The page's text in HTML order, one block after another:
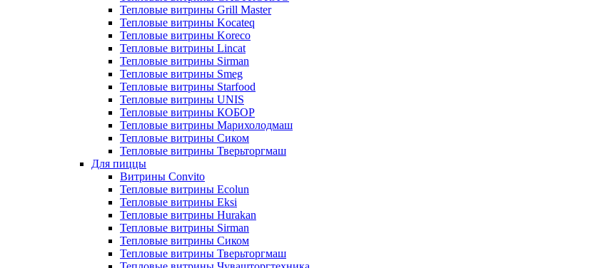
Тепловые витрины Grill Master
Тепловые витрины Kocateq
Тепловые витрины Koreco
Тепловые витрины Lincat
Тепловые витрины Sirman
Тепловые витрины Smeg
Тепловые витрины Starfood
Тепловые витрины UNIS
Тепловые витрины КОБОР
Тепловые витрины Марихолодмаш
Тепловые витрины Сиком
Тепловые витрины Тверьторгмаш
Для пиццы
Витрины Convito
Тепловые витрины Ecolun
Тепловые витрины Eksi
Тепловые витрины Hurakan
Тепловые витрины Sirman
Тепловые витрины Сиком
Тепловые витрины Тверьторгмаш